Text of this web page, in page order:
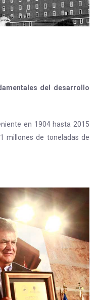
del desarrollo
en 1904 hasta 2015
millones de toneladas de